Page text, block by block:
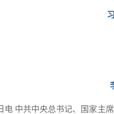
电 中共中央总书记、国家主